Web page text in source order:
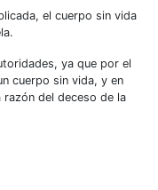
el cuerpo sin vida
ya que por el
cuerpo sin vida, y en
del deceso de la